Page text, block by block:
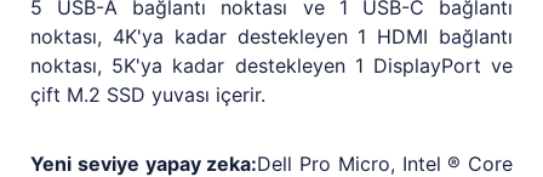
5 USB-A bağlantı noktası ve 1 USB-C bağlantı
noktası, 4K'ya kadar destekleyen 1 HDMI bağlantı
noktası, 5K'ya kadar destekleyen 1 DisplayPort ve
çift M.2 SSD yuvası içerir.
Yeni seviye yapay zeka:Dell Pro Micro, Intel ® Core